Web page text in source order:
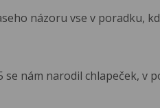
názoru vse v poradku,
nám narodil chlapeček, v